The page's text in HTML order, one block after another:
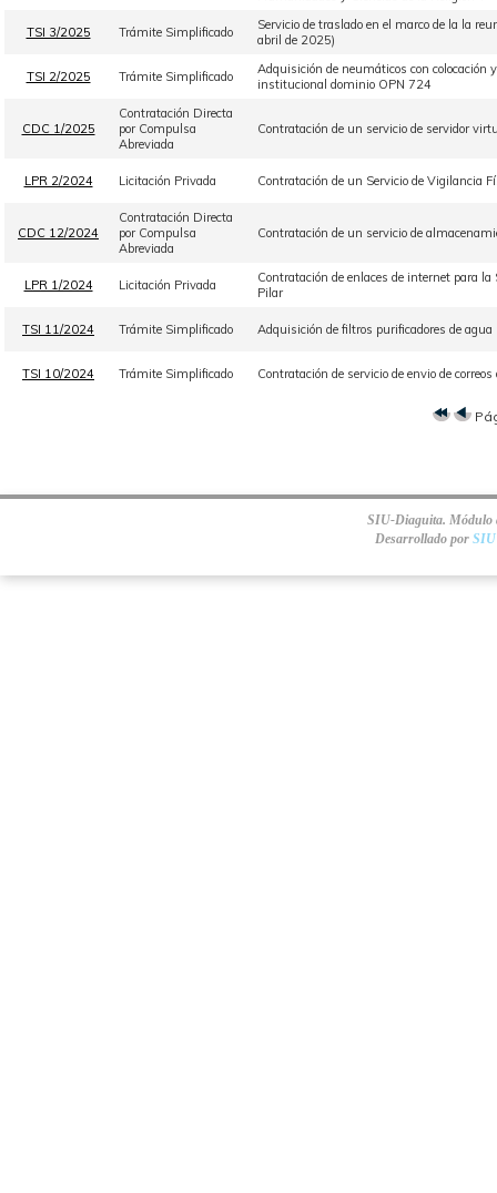
TSI 3/2025 Trámite Simplificado
Servicio de traslado en el marco de la la
abril de 2025)
TSI 2/2025 Trámite Simplificado
Adquisición de neumáticos con colocación
institucional dominio OPN 724
CDC 1/2025
Contratación Directa
por Compulsa
Abreviada
Contratación de un servicio de servidor
LPR 2/2024 Licitación Privada Contratación de un Servicio de Vigilancia
CDC 12/2024
Contratación Directa
por Compulsa
Abreviada
Contratación de un servicio de
LPR 1/2024 Licitación Privada
Contratación de enlaces de internet para
Pilar
TSI 11/2024 Trámite Simplificado Adquisición de filtros purificadores de agua
TSI 10/2024 Trámite Simplificado Contratación de servicio de envio de
SIU-Diaguita. Módulo
Desarrollado por SIU